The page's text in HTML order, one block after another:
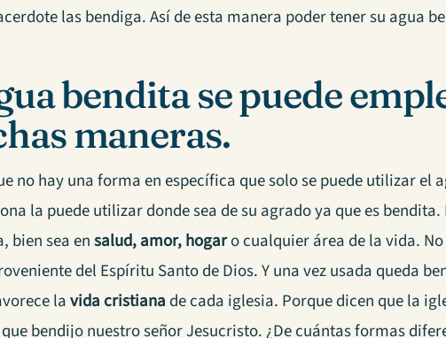
las bendiga. Así de esta manera poder tener su agua
bendita se puede
maneras.
no hay una forma en específica que solo se puede utilizar el
la puede utilizar donde sea de su agrado ya que es
bien sea ensalud, amor, hogaro cualquier área de la vida.
del Espíritu Santo de Dios. Y una vez usada queda
lavida cristiana de cada iglesia. Porque dicen que la
bendijo nuestro señor Jesucristo. ¿De cuántas formas